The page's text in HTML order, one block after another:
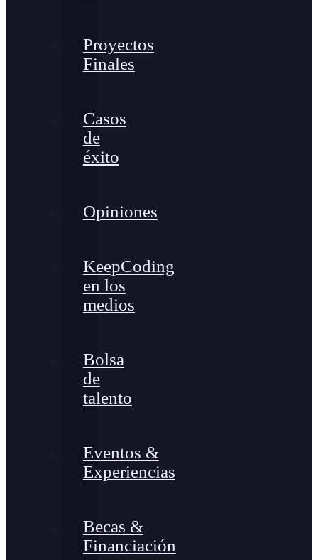
Proyectos
Finales
Casos
de
éxito
Opiniones
KeepCoding
en los
medios
Bolsa
de
talento
Eventos &
Experiencias
Becas &
Financiación